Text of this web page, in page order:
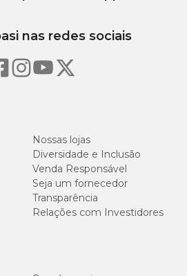
800
0,08%
mg/kg
2.500
mg/kg
10.000
Nossas lojas
Diversidade e Inclusão
Venda Responsável
Seja um fornecedor
Transparência
Relações com Investidores
nas redes sociais